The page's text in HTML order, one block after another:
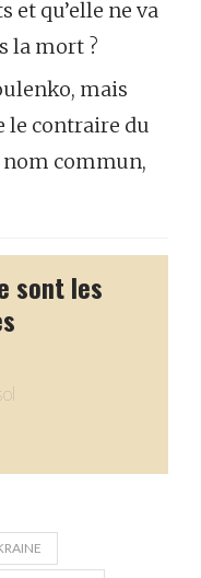
et qu’elle ne va
la mort ?
mais
le contraire du
nom commun,
sont les